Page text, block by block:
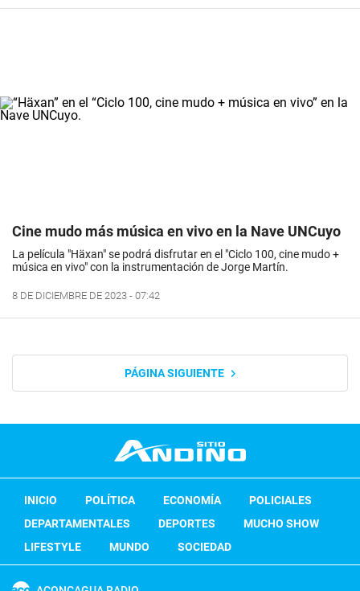
Cine mudo más música en vivo en la Nave UNCuyo
La película "Häxan" se podrá disfrutar en el "Ciclo 100, cine mudo +
música en vivo" con la instrumentación de Jorge Martín.
8 DE DICIEMBRE DE 2023 - 07:42
PÁGINA SIGUIENTE
INICIO POLÍTICA ECONOMÍA
POLICIALES
DEPARTAMENTALES
DEPORTES
MUCHO SHOW
LIFESTYLE
MUNDO SOCIEDAD